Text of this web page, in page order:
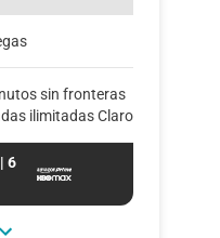
sin fronteras
ilimitadas Claro
6